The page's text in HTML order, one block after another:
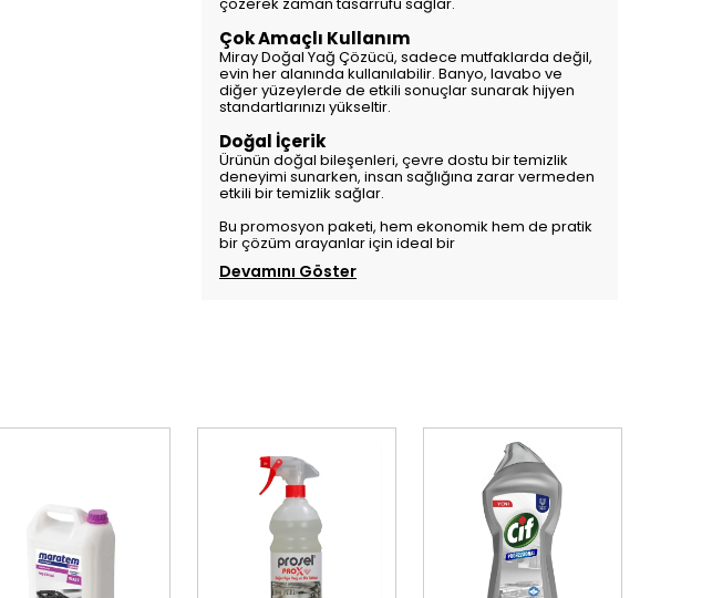
Çok Amaçlı Kullanım
Miray Doğal Yağ Çözücü, sadece mutfaklarda değil,
evin her alanında kullanılabilir. Banyo, lavabo ve
diğer yüzeylerde de etkili sonuçlar sunarak hijyen
standartlarınızı yükseltir.
Doğal İçerik
Ürünün doğal bileşenleri, çevre dostu bir temizlik
deneyimi sunarken, insan sağlığına zarar vermeden
etkili bir temizlik sağlar.
Bu promosyon paketi, hem ekonomik hem de pratik
bir çözüm arayanlar için ideal bir
Devamını Göster